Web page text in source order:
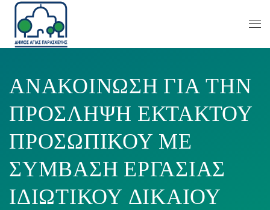
ΑΝΑΚΟΙΝΩΣΗ ΓΙΑ ΤΗΝ
ΠΡΟΣΛΗΨΗ ΕΚΤΑΚΤΟΥ
ΠΡΟΣΩΠΙΚΟΥ ΜΕ
ΣΥΜΒΑΣΗ ΕΡΓΑΣΙΑΣ
ΙΔΙΩΤΙΚΟΥ ΔΙΚΑΙΟΥ